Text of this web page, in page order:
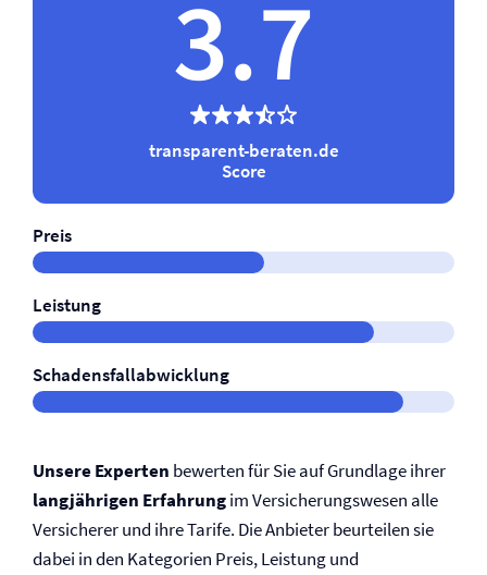
3.7
transparent-beraten.de
Score
Preis
Leistung
Schadensfallabwicklung
Unsere Experten bewerten für Sie auf Grundlage ihrer
langjährigen Erfahrungim Versicherungswesen alle
Versicherer und ihre Tarife. Die Anbieter beurteilen sie
dabei in den Kategorien Preis, Leistung und